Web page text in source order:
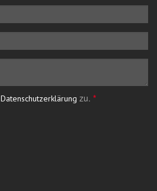
Datenschutzerklärung zu. *